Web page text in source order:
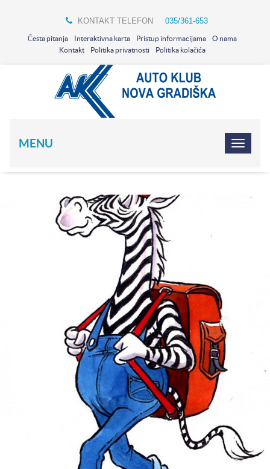
KONTAKT TELEFON 035/361-653
Česta pitanja Interaktivna karta Pristup informacijama
O nama
Kontakt
Politika privatnosti Politika kolačića
MENU